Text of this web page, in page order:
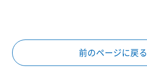
前のページに戻る